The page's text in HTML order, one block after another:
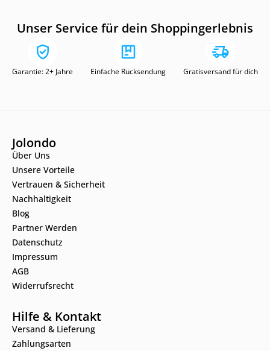
Unser Service für dein Shoppingerlebnis
Garantie: 2+ Jahre Einfache Rücksendung Gratisversand für dich
Jolondo
Über Uns
Unsere Vorteile
Vertrauen & Sicherheit
Nachhaltigkeit
Blog
Partner Werden
Datenschutz
Impressum
AGB
Widerrufsrecht
Hilfe & Kontakt
Versand & Lieferung
Zahlungsarten